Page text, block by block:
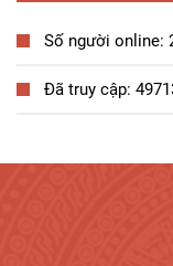
Số người online:
Đã truy cập: